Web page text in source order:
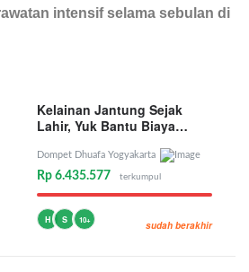
intensif selama sebulan di
Kelainan Jantung Sejak
Lahir, Yuk Bantu Biaya
Dompet Dhuafa Yogyakarta
Rp 6.435.577 terkumpul
H S 10+ sudah berakhir